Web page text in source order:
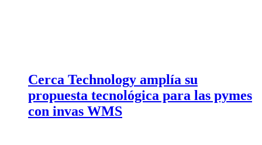
Cerca Technology amplía su
propuesta tecnológica para las pymes
con invas WMS